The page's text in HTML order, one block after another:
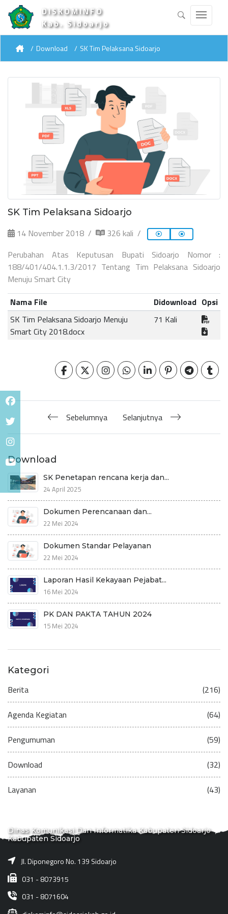
DISKOMINFO
Kab. Sidoarjo
Download SK Tim Pelaksana Sidoarjo
SK Tim Pelaksana Sidoarjo
14 November 2018
326 kali
Perubahan Atas Keputusan Bupati Sidoarjo Nomor :
188/401/404.1.1.3/2017 Tentang Tim Pelaksana Sidoarjo
Menuju Smart City
Nama File
Didownload Opsi
SK Tim Pelaksana Sidoarjo Menuju
Smart City 2018.docx
71 Kali
Sebelumnya Selanjutnya
Download
SK Penetapan rencana kerja dan...
24 April 2025
Dokumen Perencanaan dan...
22 Mei 2024
Dokumen Standar Pelayanan
22 Mei 2024
Laporan Hasil Kekayaan Pejabat...
16 Mei 2024
PK DAN PAKTA TAHUN 2024
15 Mei 2024
Kategori
Berita (216)
Agenda Kegiatan (64)
Pengumuman (59)
Download (32)
Layanan (43)
Dinas Komunikasi Dan Informatika Kabupaten Sidoarjo
Kabupaten Sidoarjo
Jl. Diponegoro No. 139 Sidoarjo
031 - 8073915
031 - 8071604